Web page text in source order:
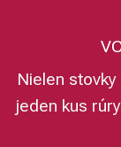
Nielen
jeden kus